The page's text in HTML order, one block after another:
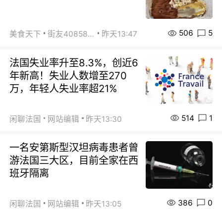
美食天下 街友40858442 昨天13:47 506 5
法国失业率升至8.3%，创近6
年新高！失业人数增至270
万，年轻人失业率超21%
闲聊法国 网站编辑 昨天13:30 514 1
一名安第斯型汉坦病毒患者曾
游法国三大区，目前全家在西
班牙隔离
闲聊法国 网站编辑 昨天13:05 386 0